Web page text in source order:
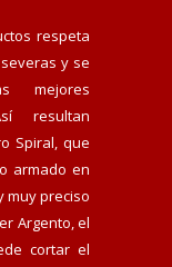
respeta
y se
mejores
resultan
Spiral, que
armado en
muy preciso
Argento, el
cortar el